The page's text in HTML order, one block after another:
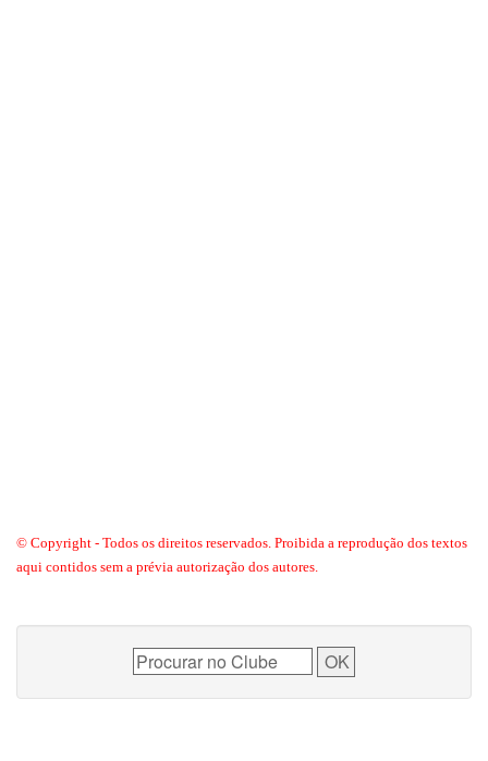
© Copyright - Todos os direitos reservados. Proibida a reprodução dos textos
aqui contidos sem a prévia autorização dos autores.